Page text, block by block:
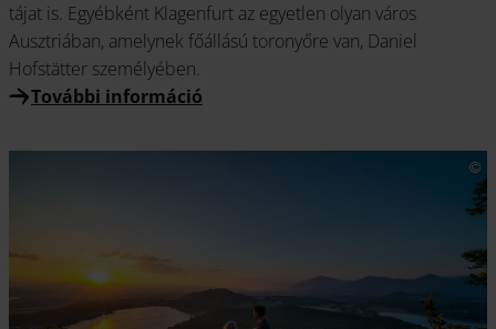
tájat is. Egyébként Klagenfurt az egyetlen olyan város
Ausztriában, amelynek főállású toronyőre van, Daniel
Hofstätter személyében.
További információ